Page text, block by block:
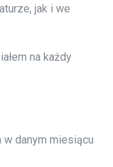
jak i we
na każdy
danym miesiącu